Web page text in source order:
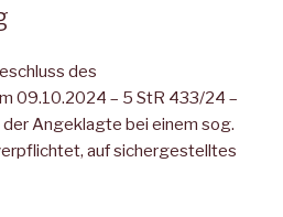
des
09.10.2024 – 5 StR 433/24 –
Angeklagte bei einem sog.
auf sichergestelltes